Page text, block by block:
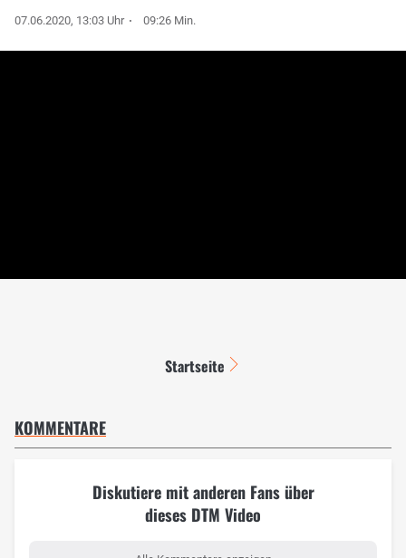
07.06.2020, 13:03 Uhr 09:26 Min.
Startseite
KOMMENTARE
Diskutiere mit anderen Fans über
dieses DTM Video